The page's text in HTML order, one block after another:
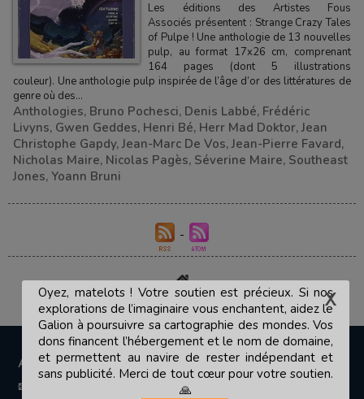
Les éditions des Artistes Fous
Associés présentent : Strange Crazy Tales
of Pulpe ! Une anthologie de 13 nouvelles
pulp, au format 17x26 cm, comprenant
164 pages (dont 5 illustrations
couleur). Une anthologie pulp inspirée de l’âge d’or des littératures de
genre où des...
Anthologies, Bruno Pochesci, Denis Labbé, Frédéric
Livyns, Gwen Geddes, Henri Bé, Herr Mad Doktor,Jean
Christophe Gapdy,Jean-Marc De Vos,Jean-Pierre Favard,
Nicholas Maire, Nicolas Pagès, Séverine Maire, Southeast
Jones, Yoann Bruni
A PROPOS
📧 Contact
Oyez, matelots ! Votre soutien est précieux. Si nos
explorations de l’imaginaire vous enchantent, aidez le
Galion à poursuivre sa cartographie des mondes. Vos
dons financent l’hébergement et le nom de domaine,
et permettent au navire de rester indépendant et
sans publicité. Merci de tout cœur pour votre soutien.
🙏